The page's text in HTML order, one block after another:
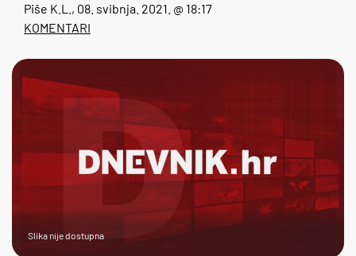
Piše K.L. , 08. svibnja. 2021. @ 18:17
KOMENTARI
Slika nije dostupna